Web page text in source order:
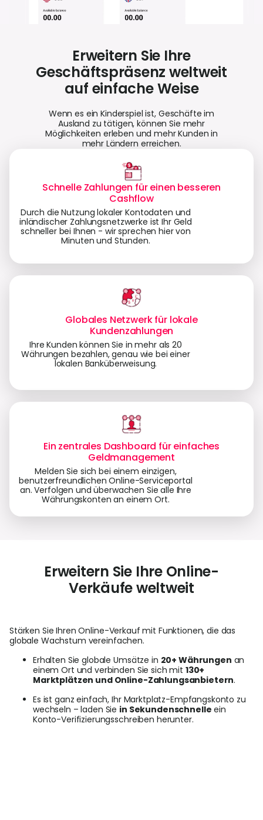
Erweitern Sie Ihre
Geschäftspräsenz weltweit
auf einfache Weise
Wenn es ein Kinderspiel ist, Geschäfte im
Ausland zu tätigen, können Sie mehr
Möglichkeiten erleben und mehr Kunden in
mehr Ländern erreichen.
Schnelle Zahlungen für einen besseren
Cashflow
Durch die Nutzung lokaler Kontodaten und
inländischer Zahlungsnetzwerke ist Ihr Geld
schneller bei Ihnen - wir sprechen hier von
Minuten und Stunden.
Globales Netzwerk für lokale
Kundenzahlungen
Ihre Kunden können Sie in mehr als 20
Währungen bezahlen, genau wie bei einer
lokalen Banküberweisung.
Ein zentrales Dashboard für einfaches
Geldmanagement
Melden Sie sich bei einem einzigen,
benutzerfreundlichen Online-Serviceportal
an. Verfolgen und überwachen Sie alle Ihre
Währungskonten an einem Ort.
Erweitern Sie Ihre Online-
Verkäufe weltweit
Stärken Sie Ihren Online-Verkauf mit Funktionen, die das
globale Wachstum vereinfachen.
Erhalten Sie globale Umsätze in 20+ Währungen an
einem Ort und verbinden Sie sich mit 130+
Marktplätzen und Online-Zahlungsanbietern.
Es ist ganz einfach, Ihr Marktplatz-Empfangskonto zu
wechseln – laden Sie in Sekundenschnelle ein
Konto-Verifizierungsschreiben herunter.